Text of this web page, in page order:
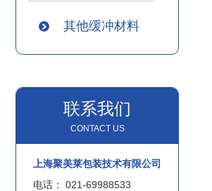
其他缓冲材料
联系我们
CONTACT US
上海聚美莱包装技术有限公司
电话：
021-69988533